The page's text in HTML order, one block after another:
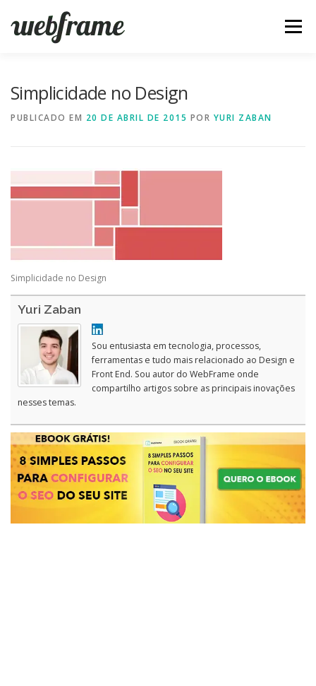
para
Menu
Simplicidade no Design
PUBLICADO EM 20 DE ABRIL DE 2015 POR YURI ZABAN
Simplicidade no Design
Yuri Zaban
Sou entusiasta em tecnologia, processos,
ferramentas e tudo mais relacionado ao Design e
Front End. Sou autor do WebFrame onde
compartilho artigos sobre as principais inovações
nesses temas.